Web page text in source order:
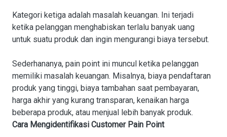
Kategori ketiga adalah masalah keuangan. Ini terjadi
ketika pelanggan menghabiskan terlalu banyak uang
untuk suatu produk dan ingin mengurangi biaya tersebut.
Sederhananya, pain point ini muncul ketika pelanggan
memiliki masalah keuangan. Misalnya, biaya pendaftaran
produk yang tinggi, biaya tambahan saat pembayaran,
harga akhir yang kurang transparan, kenaikan harga
beberapa produk, atau menjual lebih banyak produk.
Cara Mengidentifikasi Customer Pain Point